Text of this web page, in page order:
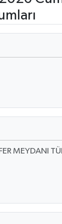
MEYDANI